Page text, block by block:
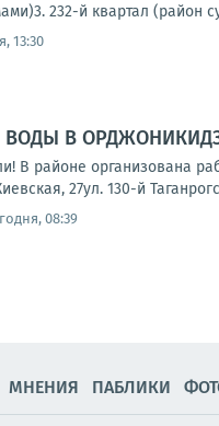
232-й квартал (район
13:30
ВОДЫ В
В районе организована
27ул. 130-й
08:39
МНЕНИЯ ПАБЛИКИ